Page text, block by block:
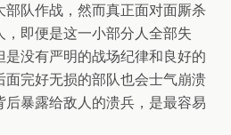
队作战，然而真正面对面厮杀
即便是这一小部分人全部失
没有严明的战场纪律和良好的
完好无损的部队也会士气崩溃
暴露给敌人的溃兵，是最容易